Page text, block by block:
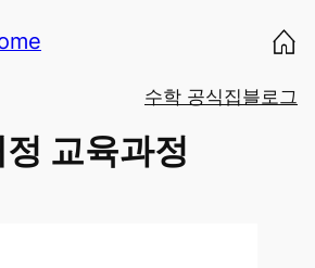
수학 공식집블로그
교육과정